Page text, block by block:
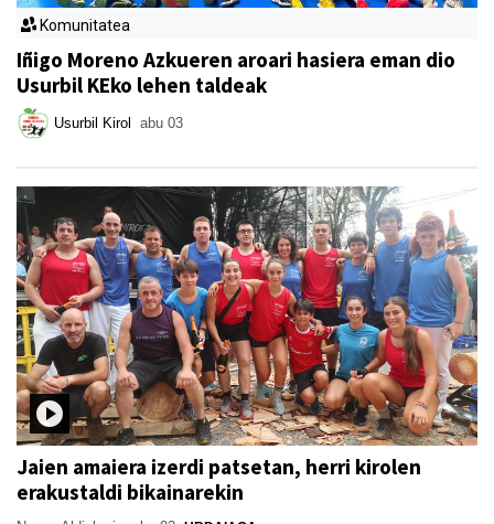
Komunitatea
Iñigo Moreno Azkueren aroari hasiera eman dio
Usurbil KEko lehen taldeak
Usurbil Kirol abu 03
Jaien amaiera izerdi patsetan, herri kirolen
erakustaldi bikainarekin